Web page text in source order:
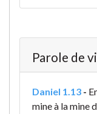
Parole de
Daniel 1.13 -
mine à la mine